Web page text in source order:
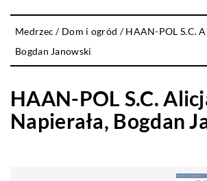
Medrzec / Dom i ogród /HAAN-POL S.C.
Bogdan Janowski
HAAN-POL S.C.
Napierała, Bogdan